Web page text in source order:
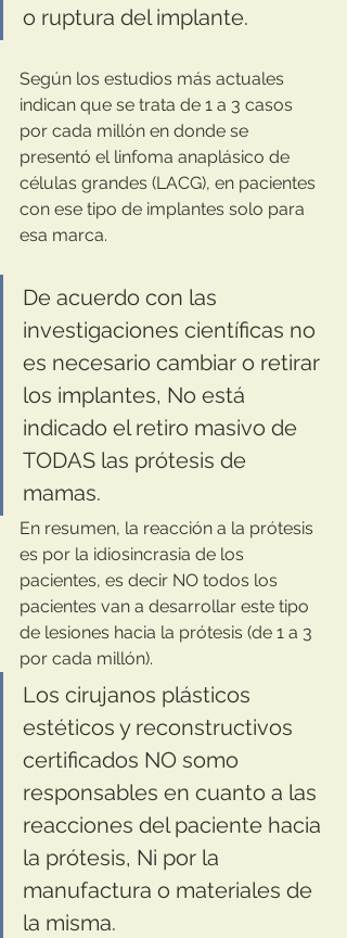
o ruptura del implante.
Según los estudios más actuales
indican que se trata de 1 a 3 casos
por cada millón en donde se
presentó el linfoma anaplásico de
células grandes (LACG), en pacientes
con ese tipo de implantes solo para
esa marca.
De acuerdo con las
investigaciones científicas no
es necesario cambiar o retirar
los implantes, No está
indicado el retiro masivo de
TODAS las prótesis de
mamas.
En resumen, la reacción a la prótesis
es por la idiosincrasia de los
pacientes, es decir NO todos los
pacientes van a desarrollar este tipo
de lesiones hacia la prótesis (de 1 a 3
por cada millón).
Los cirujanos plásticos
estéticos y reconstructivos
certificados NO somo
responsables en cuanto a las
reacciones del paciente hacia
la prótesis, Ni por la
manufactura o materiales de
la misma.